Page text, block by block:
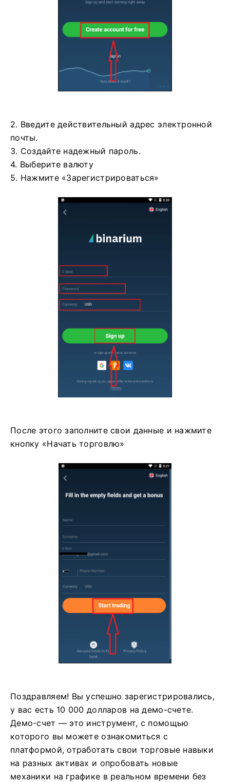
2. Введите действительный адрес электронной
почты.
3. Создайте надежный пароль.
4. Выберите валюту
5. Нажмите «Зарегистрироваться»
После этого заполните свои данные и нажмите
кнопку «Начать торговлю»
Поздравляем! Вы успешно зарегистрировались,
у вас есть 10 000 долларов на демо-счете.
Демо-счет — это инструмент, с помощью
которого вы можете ознакомиться с
платформой, отработать свои торговые навыки
на разных активах и опробовать новые
механики на графике в реальном времени без